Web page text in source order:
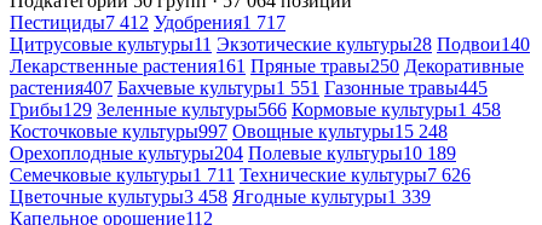
Пестициды7 412 Удобрения1 717
Цитрусовые культуры11 Экзотические культуры28 Подвои140
Лекарственные растения161 Пряные травы250 Декоративные
растения407 Бахчевые культуры1 551 Газонные травы445
Грибы129 Зеленные культуры566 Кормовые культуры1 458
Косточковые культуры997 Овощные культуры15 248
Орехоплодные культуры204 Полевые культуры10 189
Семечковые культуры1 711 Технические культуры7 626
Цветочные культуры3 458 Ягодные культуры1 339
Капельное орошение112